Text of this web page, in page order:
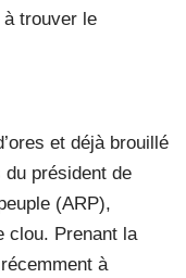
trouver le
et déjà brouillé
président de
(ARP),
clou. Prenant la
à